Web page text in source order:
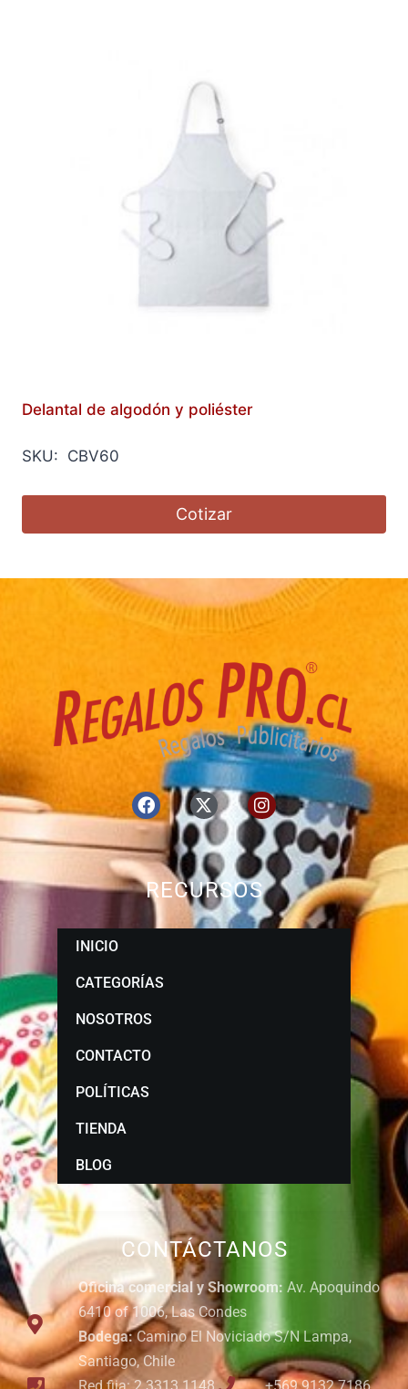
Delantal de algodón y poliéster
SKU: CBV60
Cotizar
CONTÁCTANOS
Oficina comercial y Showroom: Av. Apoquindo
6410 of 1006, Las Condes
Bodega:Camino El Noviciado S/N Lampa,
Santiago, Chile
RECURSOS
INICIO
CATEGORÍAS
NOSOTROS
CONTACTO
POLÍTICAS
TIENDA
BLOG